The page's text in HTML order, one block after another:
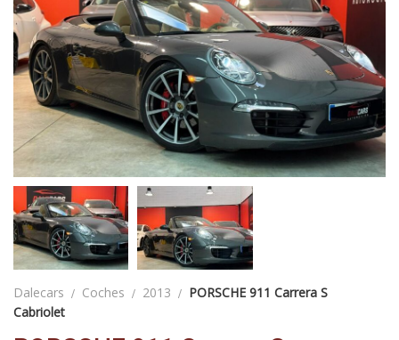
Dalecars Coches 2013
PORSCHE 911 Carrera S
Cabriolet